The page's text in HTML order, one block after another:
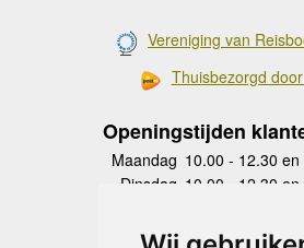
Vereniging van
Thuisbezorgd
Openingstijden
Maandag 10.00 - 12.30
Dinsdag 10.00 - 12.30
Donderdag
10.00 - 12.30